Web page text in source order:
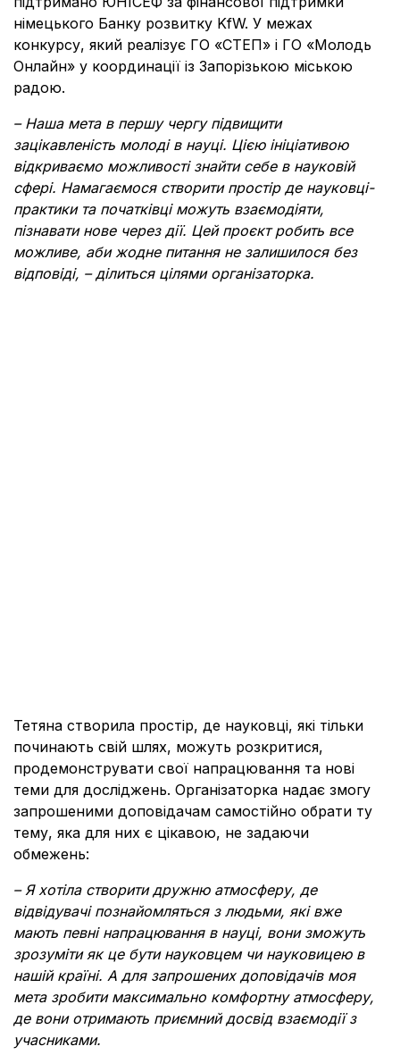
німецького Банку розвитку KfW. У межах
конкурсу, який реалізує ГО «СТЕП» і ГО «Молодь
Онлайн» у координації із Запорізькою міською
радою.
– Наша мета в першу чергу підвищити
зацікавленість молоді в науці. Цією ініціативою
відкриваємо можливості знайти себе в науковій
сфері. Намагаємося створити простір де науковці-
практики та початківці можуть взаємодіяти,
пізнавати нове через дії. Цей проєкт робить все
можливе, аби жодне питання не залишилося без
відповіді, – ділиться цілями організаторка.
Тетяна створила простір, де науковці, які тільки
починають свій шлях, можуть розкритися,
продемонструвати свої напрацювання та нові
теми для досліджень. Організаторка надає змогу
запрошеними доповідачам самостійно обрати ту
тему, яка для них є цікавою, не задаючи
обмежень:
– Я хотіла створити дружню атмосферу, де
відвідувачі познайомляться з людьми, які вже
мають певні напрацювання в науці, вони зможуть
зрозуміти як це бути науковцем чи науковицею в
нашій країні. А для запрошених доповідачів моя
мета зробити максимально комфортну атмосферу,
де вони отримають приємний досвід взаємодії з
учасниками.